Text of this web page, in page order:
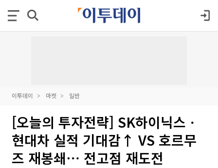
이투데이 마켓 일반
[오늘의 투자전략] SK하이닉스ㆍ
현대차 실적 기대감↑ VS 호르무
즈 재봉쇄⋯ 전고점 재도전